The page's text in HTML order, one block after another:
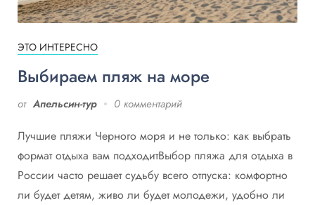
ЭТО ИНТЕРЕСНО
Выбираем пляж на море
от Апельсин-тур 0 комментарий
Лучшие пляжи Черного моря и не только: как выбрать
формат отдыха вам подходитВыбор пляжа для отдыха в
России часто решает судьбу всего отпуска: комфортно
ли будет детям, живо ли будет молодежи, удобно ли